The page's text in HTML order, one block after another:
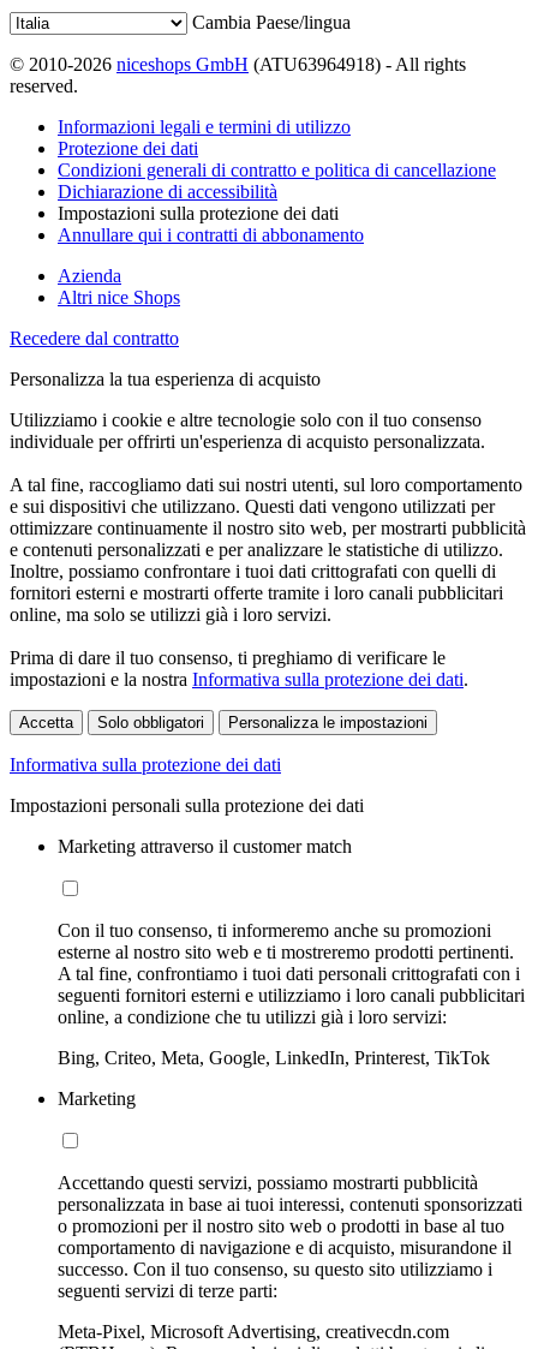
Cambia Paese/lingua
© 2010-2026 niceshops GmbH (ATU63964918) - All rights
reserved.
Informazioni legali e termini di utilizzo
Protezione dei dati
Condizioni generali di contratto e politica di cancellazione
Dichiarazione di accessibilità
Impostazioni sulla protezione dei dati
Annullare qui i contratti di abbonamento
Azienda
Altri nice Shops
Recedere dal contratto
Personalizza la tua esperienza di acquisto
Utilizziamo i cookie e altre tecnologie solo con il tuo consenso
individuale per offrirti un'esperienza di acquisto personalizzata.
A tal fine, raccogliamo dati sui nostri utenti, sul loro comportamento
e sui dispositivi che utilizzano. Questi dati vengono utilizzati per
ottimizzare continuamente il nostro sito web, per mostrarti pubblicità
e contenuti personalizzati e per analizzare le statistiche di utilizzo.
Inoltre, possiamo confrontare i tuoi dati crittografati con quelli di
fornitori esterni e mostrarti offerte tramite i loro canali pubblicitari
online, ma solo se utilizzi già i loro servizi.
Prima di dare il tuo consenso, ti preghiamo di verificare le
impostazioni e la nostra Informativa sulla protezione dei dati.
Accetta Solo obbligatori Personalizza le impostazioni
Informativa sulla protezione dei dati
Impostazioni personali sulla protezione dei dati
Marketing attraverso il customer match
Con il tuo consenso, ti informeremo anche su promozioni
esterne al nostro sito web e ti mostreremo prodotti pertinenti.
A tal fine, confrontiamo i tuoi dati personali crittografati con i
seguenti fornitori esterni e utilizziamo i loro canali pubblicitari
online, a condizione che tu utilizzi già i loro servizi:
Bing, Criteo, Meta, Google, LinkedIn, Printerest, TikTok
Marketing
Accettando questi servizi, possiamo mostrarti pubblicità
personalizzata in base ai tuoi interessi, contenuti sponsorizzati
o promozioni per il nostro sito web o prodotti in base al tuo
comportamento di navigazione e di acquisto, misurandone il
successo. Con il tuo consenso, su questo sito utilizziamo i
seguenti servizi di terze parti:
Meta-Pixel, Microsoft Advertising, creativecdn.com